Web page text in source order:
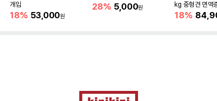
개입
18% 53,000원
28% 5,000원
kg 중형견 면역
18%